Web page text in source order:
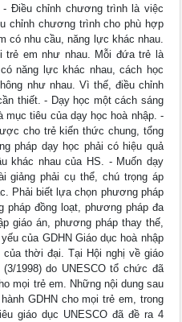
- Điều chỉnh chương trình là việc
chỉnh chương trình cho phù hợp
có nhu cầu, năng lực khác nhau.
trẻ em như nhau. Mỗi đứa trẻ là
năng lực khác nhau, cách học
như nhau. Vì thế, điều chỉnh
thiết. - Dạy học một cách sáng
tiêu của dạy học hoà nhập. -
cho trẻ kiến thức chung, tổng
pháp dạy học phải có hiệu quả
khác nhau của HS. - Muốn dạy
giảng phải cụ thể, chú trọng áp
Phải biết lựa chọn phương pháp
đồng loạt, phương pháp đa
giáo án, phương pháp thay thế,
của GDHN Giáo dục hoà nhập
thời đại. Tại Hội nghị về giáo
1998) do UNESCO tổ chức đã
mọi trẻ em. Những nội dung sau
GDHN cho mọi trẻ em, trong
giáo dục UNESCO đã đề ra 4